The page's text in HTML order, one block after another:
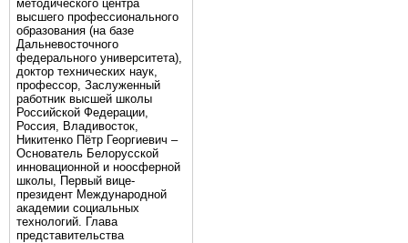
методического центра
высшего профессионального
образования (на базе
Дальневосточного
федерального университета),
доктор технических наук,
профессор, Заслуженный
работник высшей школы
Российской Федерации,
Россия, Владивосток,
Никитенко Пётр Георгиевич –
Основатель Белорусской
инновационной и ноосферной
школы, Первый вице-
президент Международной
академии социальных
технологий. Глава
представительства